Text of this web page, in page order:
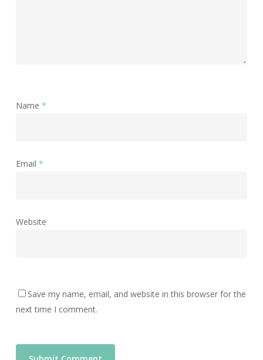
Name *
Email *
Website
Save my name, email, and website in this browser for the
next time I comment.